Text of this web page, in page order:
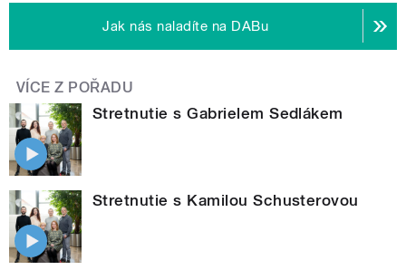
Jak nás naladíte na DABu
VÍCE Z POŘADU
Stretnutie s Gabrielem Sedlákem
Stretnutie s Kamilou Schusterovou